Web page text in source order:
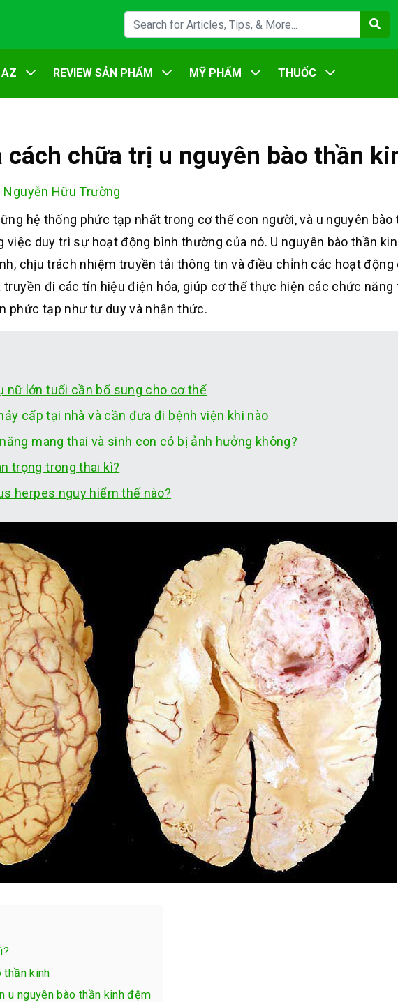
AZ REVIEW SẢN PHẨM MỸ PHẨM THUỐC
cách chữa trị u nguyên bào thần
Nguyễn Hữu Trường
hệ thống phức tạp nhất trong cơ thể con người, và u nguyên bào
việc duy trì sự hoạt động bình thường của nó. U nguyên bào thần
chịu trách nhiệm truyền tải thông tin và điều chỉnh các hoạt động
truyền đi các tín hiệu điện hóa, giúp cơ thể thực hiện các chức năng
phức tạp như tư duy và nhận thức.
nữ lớn tuổi cần bổ sung cho cơ thể
cấp tại nhà và cần đưa đi bệnh viện khi nào
mang thai và sinh con có bị ảnh hưởng không?
trọng trong thai kì?
herpes nguy hiểm thế nào?
thần kinh
u nguyên bào thần kinh đệm